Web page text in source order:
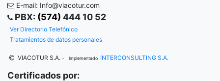
E-mail: Info@viacotur.com
PBX: (574) 444 10 52
Ver Directorio Telefónico
Tratamientos de datos personales
VIACOTUR S.A. - Implementado INTERCONSULTING S.A.
Certificados por: